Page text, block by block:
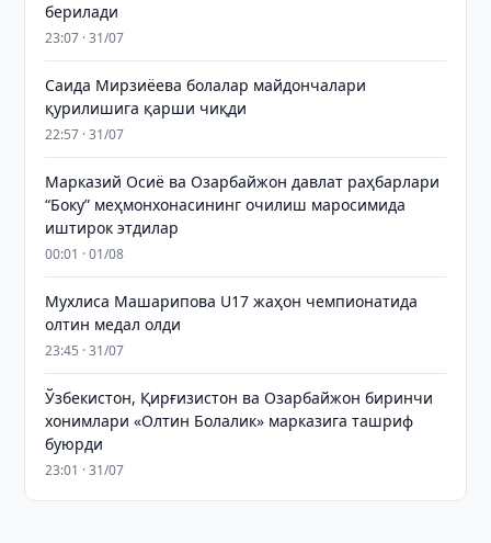
берилади
23:07 · 31/07
Саида Мирзиёева болалар майдончалари
қурилишига қарши чиқди
22:57 · 31/07
Марказий Осиё ва Озарбайжон давлат раҳбарлари
“Боку” меҳмонхонасининг очилиш маросимида
иштирок этдилар
00:01 · 01/08
Мухлиса Машарипова U17 жаҳон чемпионатида
олтин медал олди
23:45 · 31/07
Ўзбекистон, Қирғизистон ва Озарбайжон биринчи
хонимлари «Олтин Болалик» марказига ташриф
буюрди
23:01 · 31/07